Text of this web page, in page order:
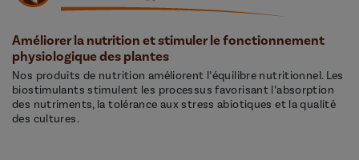
Améliorer la nutrition et stimuler le fonctionnement
physiologique des plantes
Nos produits de nutrition améliorent l’équilibre nutritionnel. Les
biostimulants stimulent les processus favorisant l’absorption
des nutriments, la tolérance aux stress abiotiques et la qualité
des cultures.